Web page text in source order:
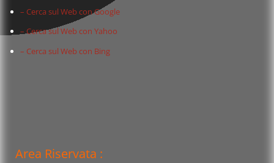
– Cerca sul Web con Google
– Cerca sul Web con Yahoo
– Cerca sul Web con Bing
Area Riservata :